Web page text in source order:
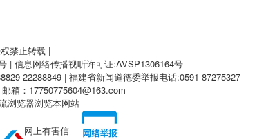
禁止转载 |
| 信息网络传播视听许可证:AVSP1306164号
22288849 | 福建省新闻道德委举报电话:0591-87275327
箱：17750775604@163.com
浏览器浏览本网站
网上有害信